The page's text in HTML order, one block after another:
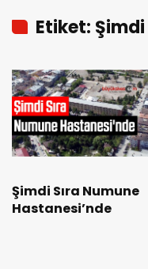
Etiket: Şimdi
Şimdi Sıra Numune
Hastanesi’nde